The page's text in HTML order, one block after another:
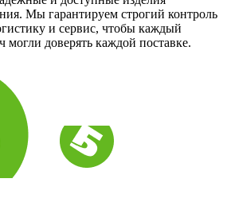
Мы гарантируем строгий контроль
и сервис, чтобы каждый
доверять каждой поставке.